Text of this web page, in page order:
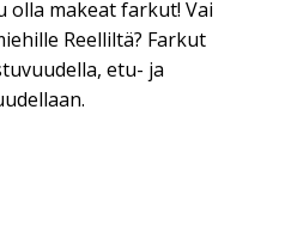
olla makeat farkut! Vai
Reelliltä? Farkut
etu- ja